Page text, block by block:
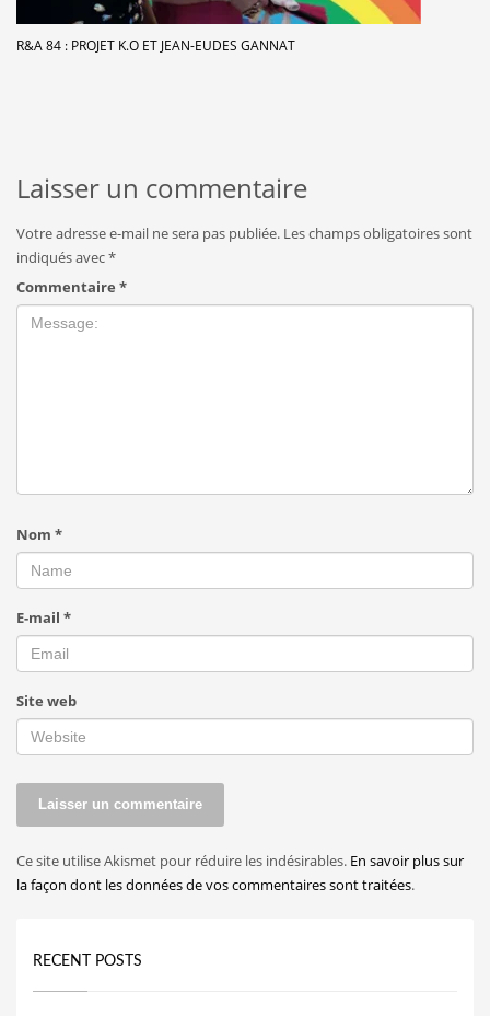
R&A 84 : PROJET K.O ET JEAN-EUDES GANNAT
Laisser un commentaire
Votre adresse e-mail ne sera pas publiée. Les champs obligatoires sont
indiqués avec*
Commentaire *
Nom *
E-mail *
Site web
Ce site utilise Akismet pour réduire les indésirables. En savoir plus sur
la façon dont les données de vos commentaires sont traitées.
RECENT POSTS